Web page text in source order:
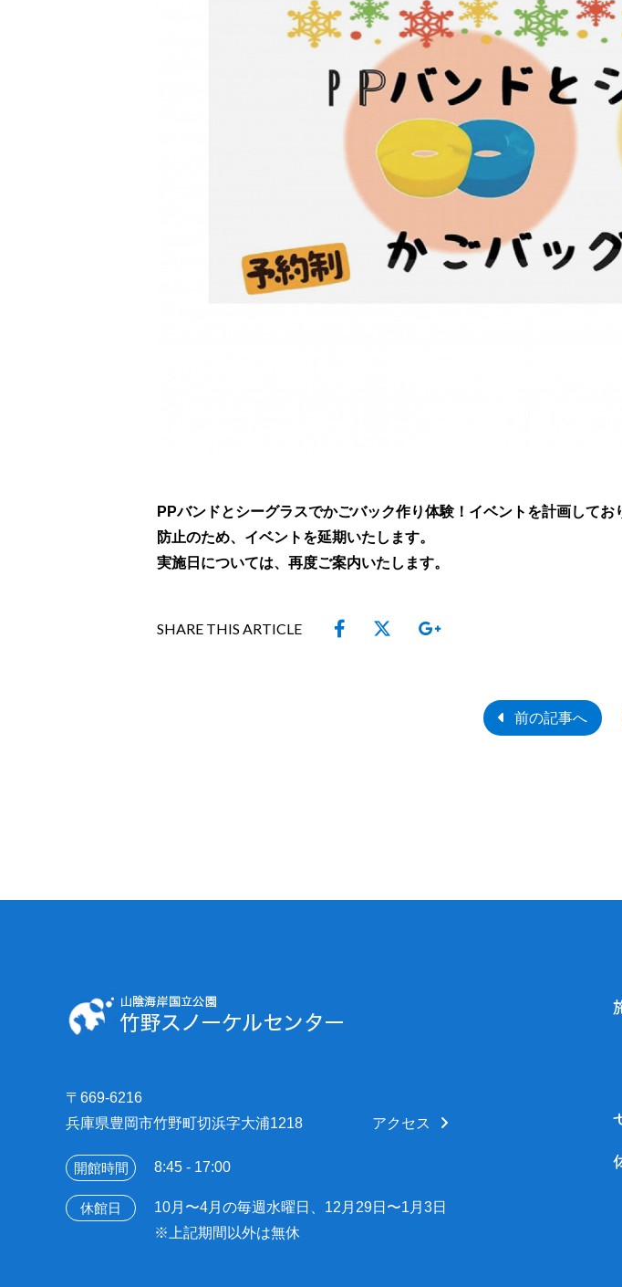
PPバンドとシーグラスでかごバック作り体験！イベントを計画して
防止のため、イベントを延期いたします。
実施日については、再度ご案内いたします。
SHARE THIS ARTICLE
前の記事へ
〒669-6216
兵庫県豊岡市竹野町切浜字大浦1218
アクセス
開館時間 8:45 - 17:00
休館日 10月〜4月の毎週水曜日、 12月29日〜1月3日
※上記期間以外は無休